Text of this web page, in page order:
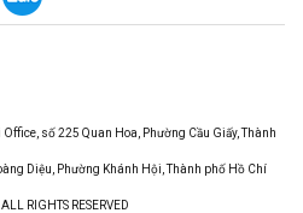
số 225 Quan Hoa, Phường Cầu Giấy, Thành
Diệu, Phường Khánh Hội, Thành phố Hồ Chí
RIGHTS RESERVED